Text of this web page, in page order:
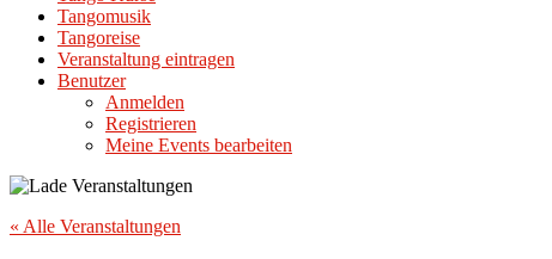
Tangomusik
Tangoreise
Veranstaltung eintragen
Benutzer
Anmelden
Registrieren
Meine Events bearbeiten
« Alle Veranstaltungen